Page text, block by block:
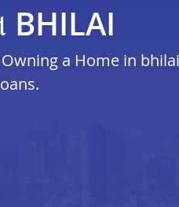
BHILAI
a Home in